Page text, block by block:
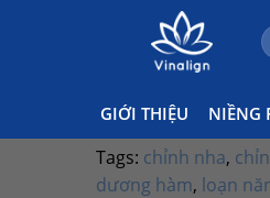
GIỚI THIỆU NIỀNG
Kiến
Quát
Tags: chỉnh nha,
dương hàm, loạn